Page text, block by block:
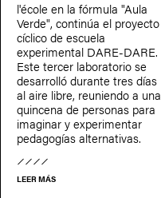
l'école en la fórmula "Aula
Verde", continúa el proyecto
cíclico de escuela
experimental DARE-DARE.
Este tercer laboratorio se
desarrolló durante tres días
al aire libre, reuniendo a una
quincena de personas para
imaginar y experimentar
pedagogías alternativas.
LEER MÁS